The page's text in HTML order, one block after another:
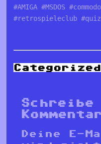
#AMIGA #MSDOS
#retrospieleclub #quiz
Schreibe
Deine E-